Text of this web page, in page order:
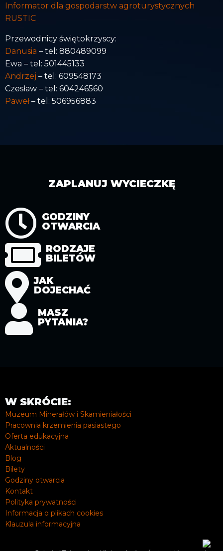
Informator dla gospodarstw agroturystycznych
RUSTIC
Przewodnicy świętokrzyscy:
Danusia – tel: 880489099
Ewa – tel: 501445133
Andrzej – tel: 609548173
Czesław – tel: 604246560
Paweł– tel: 506956883
ZAPLANUJ WYCIECZKĘ
GODZINY
OTWARCIA
RODZAJE
BILETÓW
JAK
DOJECHAĆ
MASZ
PYTANIA?
W SKRÓCIE:
Muzeum Minerałów i Skamieniałości
Pracownia krzemienia pasiastego
Oferta edukacyjna
Aktualności
Blog
Bilety
Godziny otwarcia
Kontakt
Polityka prywatności
Informacja o plikach cookies
Klauzula informacyjna